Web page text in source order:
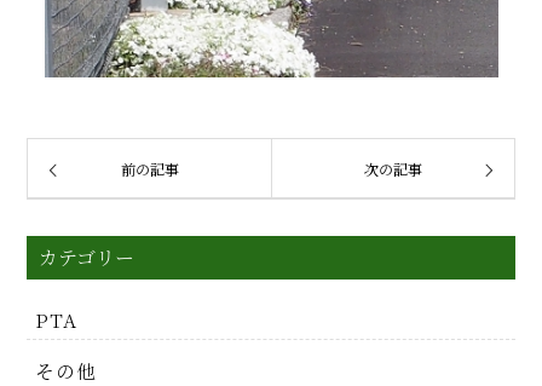
前の記事 次の記事
カテゴリー
PTA
その他